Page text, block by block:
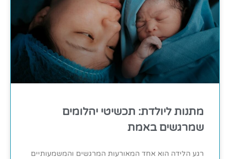
מתנות ליולדת: תכשיטי יהלומים
שמרגשים באמת
רגע הלידה הוא אחד המאורעות המרגשים והמשמעותיים